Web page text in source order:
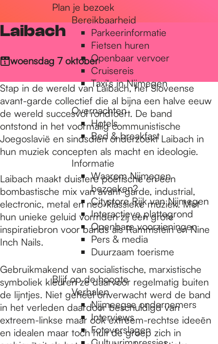
Plan je bezoek
Bereikbaarheid
Parkeerinformatie
Fietsen huren
Openbaar vervoer
Cruisereis
Taxi's in Nijmegen
Overnachten
Hotels
Bed & breakfast
Informatie
Waarom Nijmegen
bezoeken?
Citystore Rijk van Nijmegen
Interactieve plattegrond
Openbare voorzieningen
Pers & media
Duurzaam toerisme
Blijf op de hoogte
Verhalen
Nijmeegse ondernemers
Interviews
Fotoverslagen
Laibach
woensdag 7 oktober
Stap in de wereld van Laibach, het Sloveense
avant-garde collectief die al bijna een halve eeuw
de wereld succesvol rondtoert. De band
ontstond in het voormalig communistische
Joegoslavië en sindsdien onderzoekt Laibach in
hun muziek concepten als macht en ideologie.
Laibach maakt duistere poëtische en een
bombastische mix van avant-garde, industrial,
electronic, metal en neo-klassieke muziek. Met
hun unieke geluid vormden zij een grote
inspiratiebron voor bands als Rammstein en Nine
Inch Nails.
Gebruikmakend van socialistische, marxistische
symboliek kleuren ze daarvoor regelmatig buiten
de lijntjes. Niet geheel onverwacht werd de band
in het verleden daardoor beschuldigd van
extreem-linkse maar ook extreem-rechtse ideeën
en idealen maar toch hult de groep zich in